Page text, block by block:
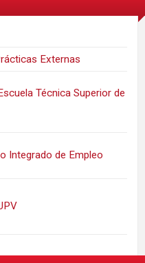
Externas
Técnica Superior de
Integrado de Empleo